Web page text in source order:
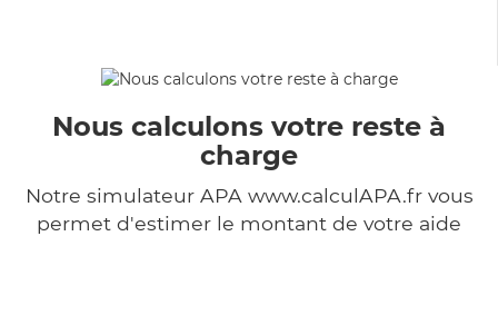
Nous calculons votre reste à
charge
Notre simulateur APA www.calculAPA.fr vous
permet d'estimer le montant de votre aide